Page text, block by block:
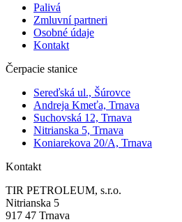
Palivá
Zmluvní partneri
Osobné údaje
Kontakt
Čerpacie stanice
Sereďská ul., Šúrovce
Andreja Kmeťa, Trnava
Suchovská 12, Trnava
Nitrianska 5, Trnava
Koniarekova 20/A, Trnava
Kontakt
TIR PETROLEUM, s.r.o.
Nitrianska 5
917 47 Trnava